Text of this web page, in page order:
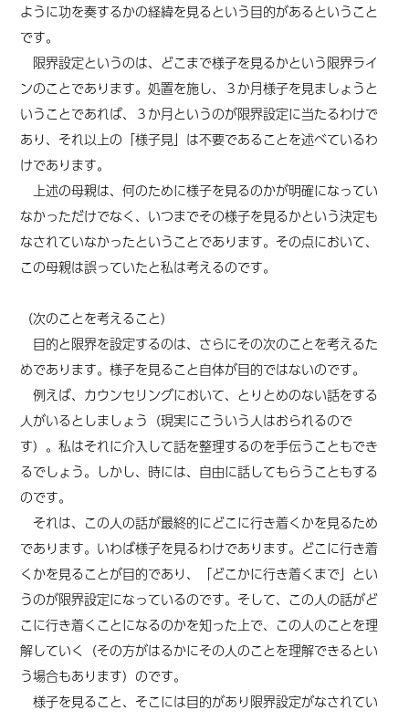
ように功を奏するかの経緯を見るという目的があるということ
です。
限界設定というのは、どこまで様子を見るかという限界ライ
ンのことであります。処置を施し、３か月様子を見ましょうと
いうことであれば、３か月というのが限界設定に当たるわけで
あり、それ以上の「様子見」は不要であることを述べているわ
けであります。
上述の母親は、何のために様子を見るのかが明確になってい
なかっただけでなく、いつまでその様子を見るかという決定も
なされていなかったということであります。その点において、
この母親は誤っていたと私は考えるのです。
（次のことを考えること）
目的と限界を設定するのは、さらにその次のことを考えるた
めであります。様子を見ること自体が目的ではないのです。
例えば、カウンセリングにおいて、とりとめのない話をする
人がいるとしましょう（現実にこういう人はおられるので
す）。私はそれに介入して話を整理するのを手伝うこともでき
るでしょう。しかし、時には、自由に話してもらうこともする
のです。
それは、この人の話が最終的にどこに行き着くかを見るため
であります。 いわば様子を見るわけであります。どこに行き着
くかを見ることが目的であり、「どこかに行き着くまで」とい
うのが限界設定になっているのです。そして、この人の話がど
こに行き着くことになるのかを知った上で、この人のことを理
解していく（その方がはるかにその人のことを理解できるとい
う場合もあります）のです。
様子を見ること、そこには目的があり限界設定がなされてい